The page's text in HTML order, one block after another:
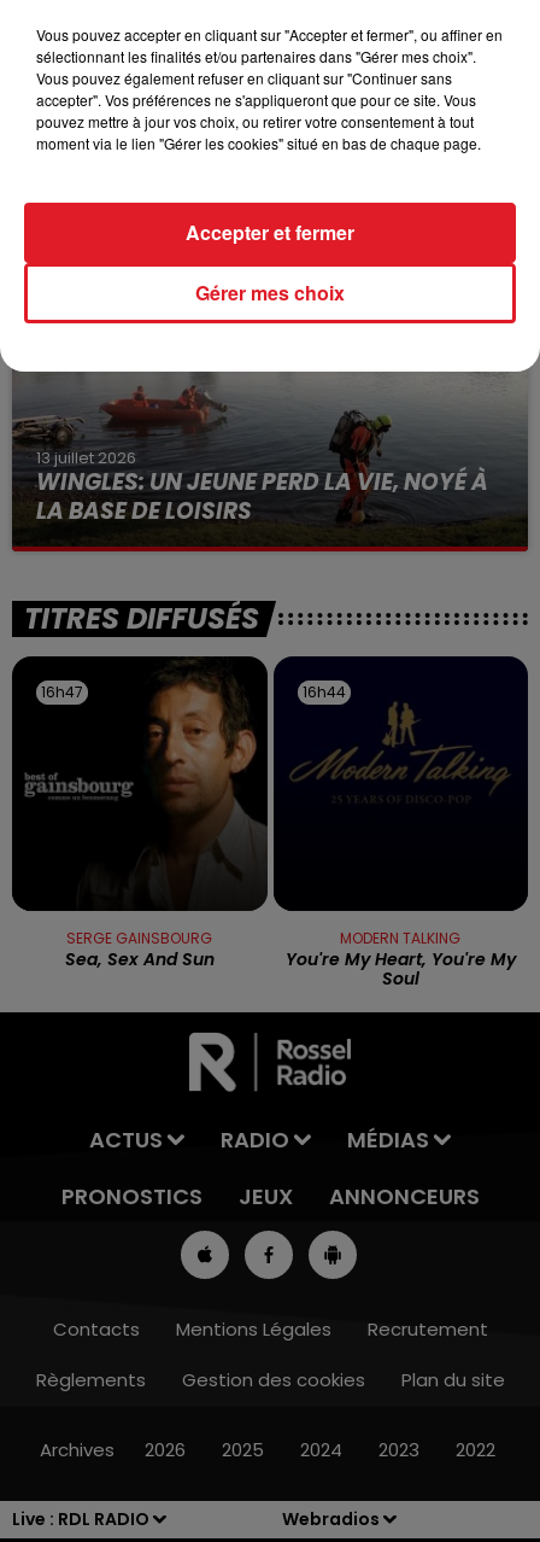
Live : RDL RADIO Webradios
7h00 - 10h00
15 juillet 2026
VOLONTAIRE EN COURS, APRÈS LA...
Selon les premiers éléments, le logement servait
à des prostituées
13 juillet 2026
WINGLES: UN JEUNE PERD LA VIE, NOYÉ À
LA BASE DE LOISIRS
La victime a coulé à pic
TITRES DIFFUSÉS
16h47
16h47
SERGE GAINSBOURG
Sea, Sex And Sun
16h44
16h44
MODERN TALKING
You're My Heart, You're My
Soul
ACTUS RADIO
MÉDIAS
PRONOSTICS
JEUX ANNONCEURS
Contacts Mentions Légales
Recrutement
Règlements
Gestion des cookies Plan du site
Archives 2026 2025 2024 2023 2022
Vous pouvez accepter en cliquant sur "Accepter et fermer", ou affiner en
sélectionnant les finalités et/ou partenaires dans "Gérer mes choix".
Vous pouvez également refuser en cliquant sur "Continuer sans
accepter". Vos préférences ne s'appliqueront que pour ce site. Vous
pouvez mettre à jour vos choix, ou retirer votre consentement à tout
moment via le lien "Gérer les cookies" situé en bas de chaque page.
Gérer mes choix
Accepter et fermer